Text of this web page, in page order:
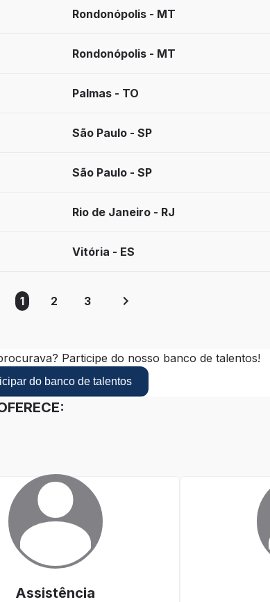
Rondonópolis - MT
Rondonópolis - MT
Palmas - TO
São Paulo - SP
São Paulo - SP
Rio de Janeiro - RJ
Vitória - ES
1 2 3
Participe do nosso banco de talentos!
do banco de talentos
Assistência